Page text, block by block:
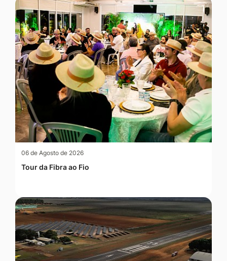
06 de Agosto de 2026
Tour da Fibra ao Fio